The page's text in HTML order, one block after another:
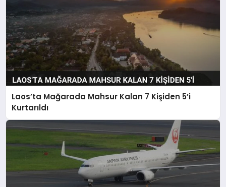
Laos’ta Mağarada Mahsur Kalan 7 Kişiden 5’i
Kurtarıldı